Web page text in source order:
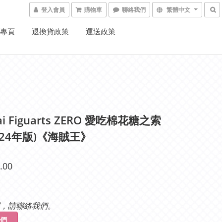
登入會員 購物車 聯絡我們 繁體中文
頁 退換貨政策 運送政策
Figuarts ZERO 愛吃棉花糖之索
年版)《海賊王》
請聯絡我們。